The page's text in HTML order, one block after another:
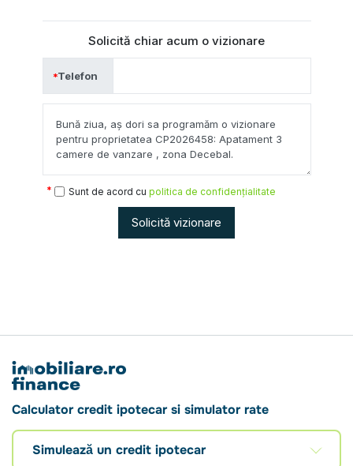
Solicită chiar acum o vizionare
Telefon
Sunt de acord cu politica de confidențialitate
Solicită vizionare